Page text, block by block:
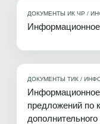
ДОКУМЕНТЫ ИК ЧР /
ДОКУМЕНТЫ ТИК /
предложений по